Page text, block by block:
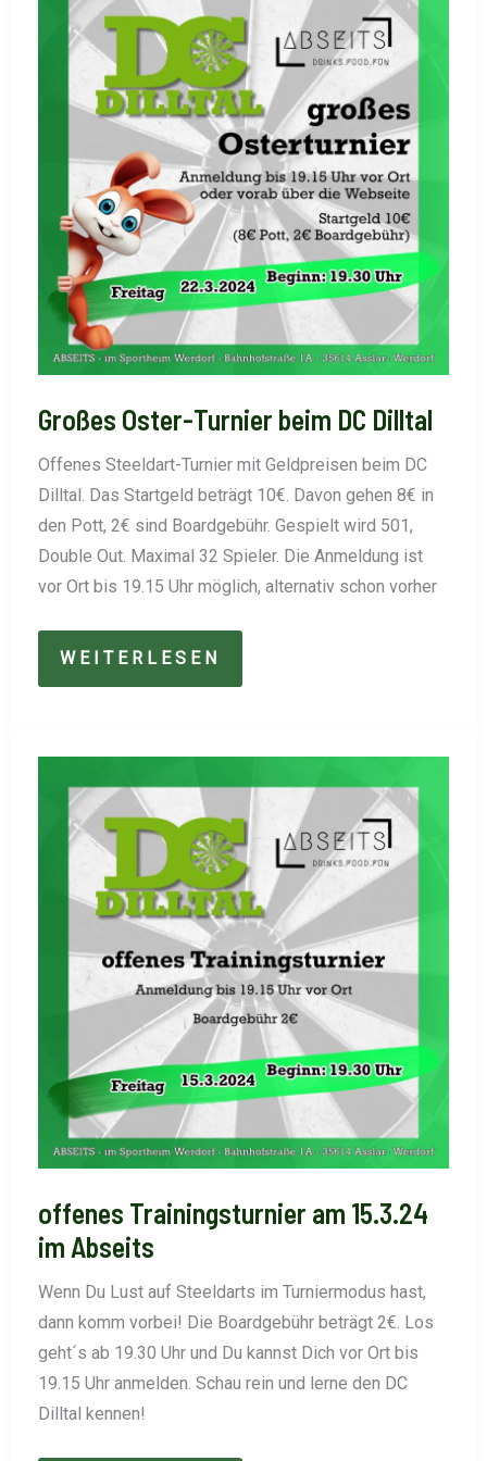
Großes Oster-Turnier beim DC Dilltal
Offenes Steeldart-Turnier mit Geldpreisen beim DC
Dilltal. Das Startgeld beträgt 10€. Davon gehen 8€ in
den Pott, 2€ sind Boardgebühr. Gespielt wird 501,
Double Out. Maximal 32 Spieler. Die Anmeldung ist
vor Ort bis 19.15 Uhr möglich, alternativ schon vorher
GROSSES O
STER-T
EIM D
C D
ILLTAL
WEITERLESEN
offenes Trainingsturnier am 15.3.24
im Abseits
Wenn Du Lust auf Steeldarts im Turniermodus hast,
dann komm vorbei! Die Boardgebühr beträgt 2€. Los
geht´s ab 19.30 Uhr und Du kannst Dich vor Ort bis
19.15 Uhr anmelden. Schau rein und lerne den DC
Dilltal kennen!